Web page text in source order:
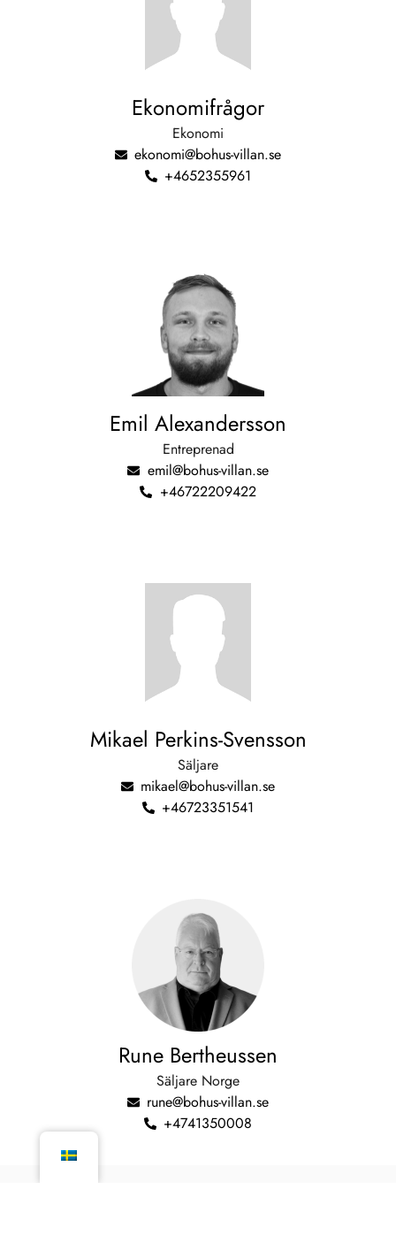
Ekonomifrågor
Ekonomi
ekonomi@bohus-villan.se
+4652355961
Emil Alexandersson
Entreprenad
emil@bohus-villan.se
+46722209422
Mikael Perkins-Svensson
Säljare
mikael@bohus-villan.se
+46723351541
Rune Bertheussen
Säljare Norge
rune@bohus-villan.se
+4741350008